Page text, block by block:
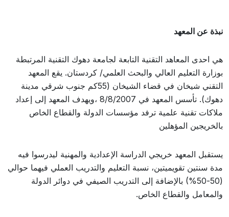
نبذة عن المعهد
هي احدى المعاهد التقنية التابعة لجامعة دهوك التقنية المرتبطة
بوزارة التعليم العالي والبحث العلمي/ كردستان. يقع المعهد
التقني شيخان في قضاء الشيخان (55كم جنوب شرقي مدينة
دهوك). تأسس المعهد في 8/8/2007 ،ويهدف المعهد إلى إعداد
ملاكات تقنية علمية ترفد مؤسسات الدولة والقطاع الخاص
بالخريجين المؤهلين
يستقبل المعهد خريجي الدراسة الإعدادية والمهنية ليدرسوا فيه
مدة سنتين تقويميتين، نسبة التعليم والتدريب العملي فيهما حوالي
(50-50%) بالإضافة إلى التدريب الصيفي في دوائر الدولة
والمعامل والقطاع الخاص.